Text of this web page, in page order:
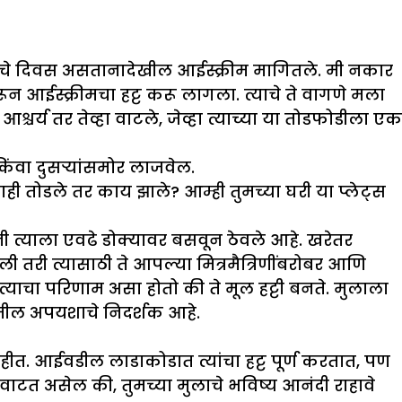
दिवस असतानादेखील आईस्क्रीम मागितले. मी नकार
आईस्क्रीमचा हट्ट करू लागला. त्याचे ते वागणे मला
तर तेव्हा वाटले, जेव्हा त्याच्या या तोडफोडीला एक
दुसऱ्यांसमोर लाजवेल.
तोडले तर काय झाले? आम्ही तुमच्या घरी या प्लेट्स
त्याला एवढे डोक्यावर बसवून ठेवले आहे. खरेतर
त्यासाठी ते आपल्या मित्रमैत्रिणींबरोबर आणि
परिणाम असा होतो की ते मूल हट्टी बनते. मुलाला
अपयशाचे निदर्शक आहे.
आईवडील लाडाकोडात त्यांचा हट्ट पूर्ण करतात, पण
असेल की, तुमच्या मुलाचे भविष्य आनंदी राहावे